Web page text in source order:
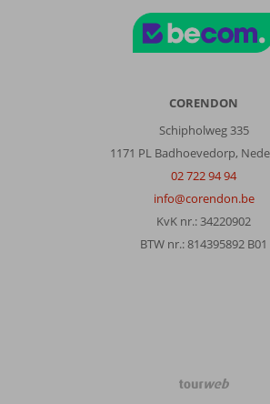
CORENDON
Schipholweg 335
1171 PL Badhoevedorp,
02 722 94 94
info@corendon.be
KvK nr.: 34220902
BTW nr.: 814395892 B01
TourWeb